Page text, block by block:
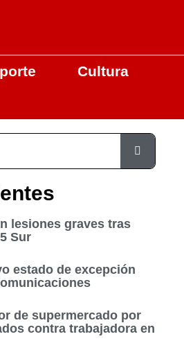
Cultura
lesiones graves tras
Sur
estado de excepción
de supermercado por
contra trabajadora en